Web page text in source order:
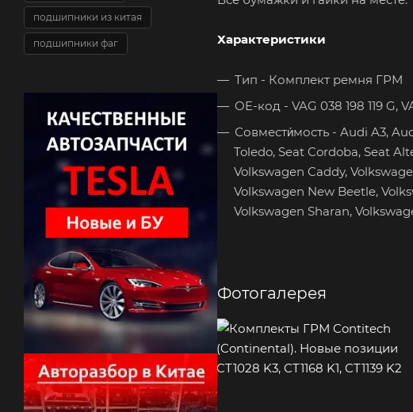
Характеристики
Тип - Комплект ремня ГРМ
OE-код - VAG 038 198 119 G,
Совмести́мость - Audi A3,
Toledo, Seat Cordoba, Seat
Volkswagen Caddy,
Volkswagen New Beetle,
Volkswagen Sharan,
Фотогалерея
подшипники из китая
подшипники фаг